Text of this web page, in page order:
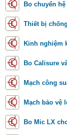
Bo chuyển
Thiết bị
Kinh nghiệm
Bo Calisure
Mạch công
Mạch bảo vệ
Bo Mic LX